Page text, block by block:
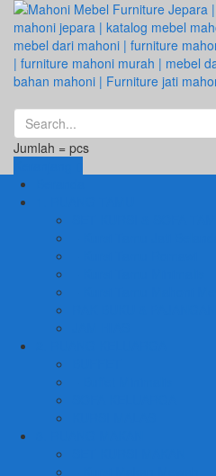
Jumlah = pcs